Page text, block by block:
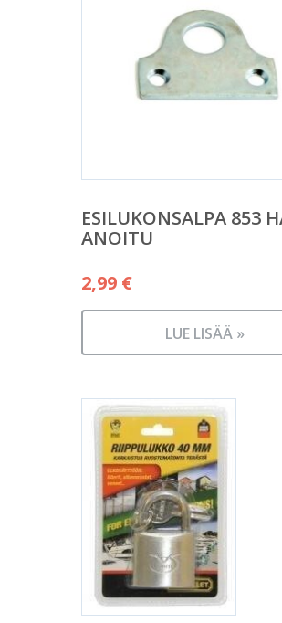
ESILUKONSALPA 853
ANOITU
2,99 €
LUE LISÄÄ »